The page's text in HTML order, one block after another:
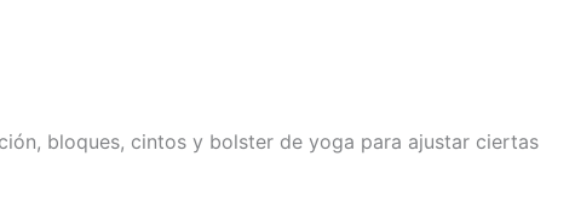
bloques, cintos y bolster de yoga para ajustar ciertas